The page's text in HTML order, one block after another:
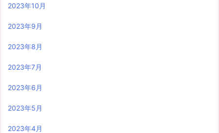
2023年10月
2023年9月
2023年8月
2023年7月
2023年6月
2023年5月
2023年4月